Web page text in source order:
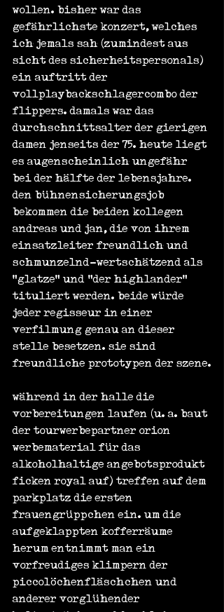
wollen. bisher war das
gefährlichste konzert, welches
ich jemals sah (zumindest aus
sicht des sicherheitspersonals)
ein auftritt der
vollplaybackschlagercombo der
flippers. damals war das
durchschnittsalter der gierigen
damen jenseits der 75. heute liegt
es augenscheinlich ungefähr
bei der hälfte der lebensjahre.
den bühnensicherungsjob
bekommen die beiden kollegen
andreas und jan, die von ihrem
einsatzleiter freundlich und
schmunzelnd-wertschätzend als
"glatze" und„"der highlander"
tituliert werden. beide würde
jeder regisseur in einer
verfilmung genau an dieser
stelle besetzen. sie sind
freundliche prototypen der szene.
während in der halle die
vorbereitungen laufen (u. a. baut
der tourwerbepartner orion
werbematerial für das
alkoholhaltige angebotsprodukt
ficken royal auf) treffen auf dem
parkplatz die ersten
frauengrüppchen ein. um die
aufgeklappten kofferräume
herum entnimmt man ein
vorfreudiges klimpern der
piccolöchenfläschchen und
anderer vorglühender